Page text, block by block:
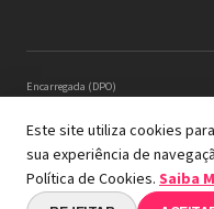
Encarregada (DPO)
Solicitação de Titular – Serinews
Preencher o formulário
© 2026 Revista Empresário
A REVISTA COM
ESSÊNCIA
Este site utiliza cookies
sua experiência de
Política de Cookies. Saiba